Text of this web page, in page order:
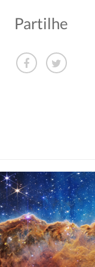
Partilhe